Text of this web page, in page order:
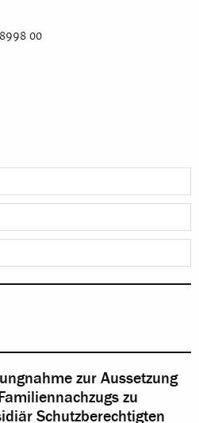
00
zur Aussetzung
zu
Schutzberechtigten